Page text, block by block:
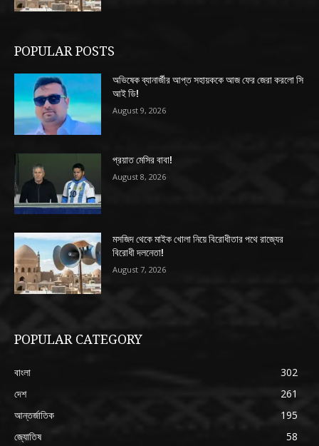
POPULAR POSTS
অভিষেক ব্যানার্জীর আপ্ত সহায়ককে আজ ফের জেরা করলো সি
আই ডি!
August 9, 2026
প্রয়াত মেসির বাবা!
August 8, 2026
মসজিদ থেকে মাইক খোলা নিয়ে বিরোধীতার পথে রাজ্যের
বিরোধী দলনেতা!
August 7, 2026
POPULAR CATEGORY
বাংলা
302
দেশ
261
আন্তর্জাতিক
195
জ্যোতিষ
58